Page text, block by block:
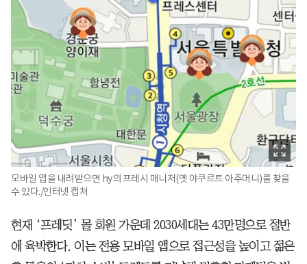
모바일 앱을 내려받으면 hy의 프레시 매니저(옛 야쿠르트 아주머니)를 찾을
수 있다./인터넷 캡처
현재 ‘프레딧’ 몰 회원 가운데 2030세대는 43만명으로 절반
에 육박한다. 이는 전용 모바일 앱으로 접근성을 높이고 젊은